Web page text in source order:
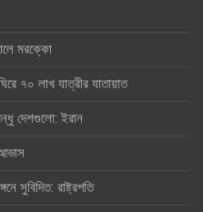
মরক্কো
৭০ লাখ যাত্রীর যাতায়াত
দেশগুলো: ইরান
সুবিদিত: রাষ্ট্রপতি